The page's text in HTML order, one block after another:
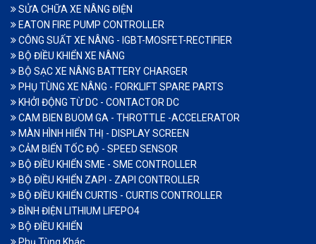
SỬA CHỮA XE NÂNG ĐIỆN
EATON FIRE PUMP CONTROLLER
CÔNG SUẤT XE NÂNG - IGBT-MOSFET-RECTIFIER
BỘ ĐIỀU KHIỂN XE NÂNG
BỘ SẠC XE NÂNG BATTERY CHARGER
PHỤ TÙNG XE NÂNG - FORKLIFT SPARE PARTS
KHỞI ĐỘNG TỪ DC - CONTACTOR DC
CAM BIEN BUOM GA - THROTTLE -ACCELERATOR
MÀN HÌNH HIỂN THỊ - DISPLAY SCREEN
CẢM BIẾN TỐC ĐỘ - SPEED SENSOR
BỘ ĐIỀU KHIỂN SME - SME CONTROLLER
BỘ ĐIỀU KHIỂN ZAPI - ZAPI CONTROLLER
BỘ ĐIỀU KHIỂN CURTIS - CURTIS CONTROLLER
BÌNH ĐIỆN LITHIUM LIFEPO4
BỘ ĐIỀU KHIỂN
Phụ Tùng Khác